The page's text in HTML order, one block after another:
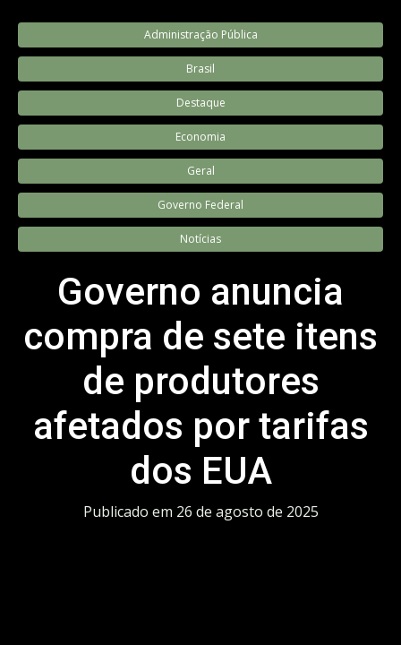
Administração Pública
Brasil
Destaque
Economia
Geral
Governo Federal
Notícias
Governo anuncia
compra de sete itens
de produtores
afetados por tarifas
dos EUA
Publicado em 26 de agosto de 2025